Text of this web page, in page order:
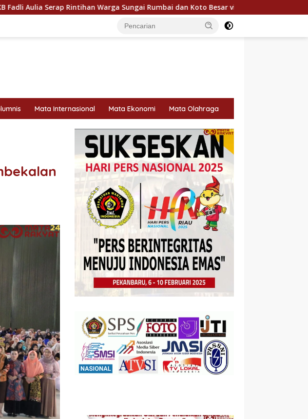
Sungai Rumbai dan Koto Besar via Reses Fazzio Sunset Blue Hybrid x
Mata Internasional Mata Ekonomi Mata Olahraga